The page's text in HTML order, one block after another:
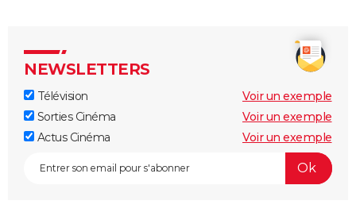
NEWSLETTERS
Télévision
Voir un exemple
Sorties Cinéma
Voir un exemple
Actus Cinéma
Voir un exemple